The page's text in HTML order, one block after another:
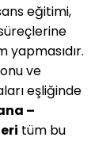
eğitimi,
yapmasıdır.
ve
eşliğinde
–
tüm bu